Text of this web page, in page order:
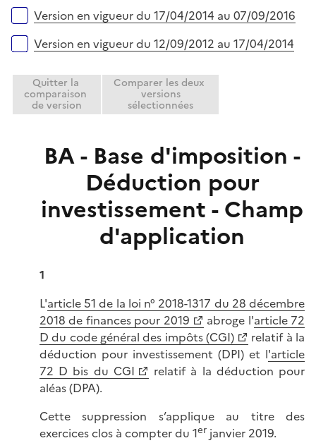
eVersion en vigueur du 17/04/2014 au 07/09/2016
Version en vigueur du 12/09/2012 au 17/04/2014
Quitter la
comparaison
de version
Comparer les deux
versions
sélectionnées
BA - Base d'imposition -
Déduction pour
investissement - Champ
d'application
1
L'article 51 de la loi n° 2018-1317 du 28 décembre
2018 de finances pour 2019
abroge l'article 72
D du code général des impôts (CGI)
relatif à la
déduction pour investissement (DPI) et l'article
72 D bis du CGI
relatif à la déduction pour
aléas (DPA).
Cette suppression s’applique au titre des
exercices clos à compter du 1er janvier 2019.